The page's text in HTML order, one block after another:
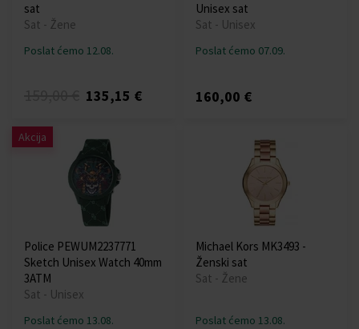
sat
Sat - Žene
Poslat ćemo 12.08.
135,15 €
Unisex sat
Sat - Unisex
Poslat ćemo 07.09.
160,00 €
Akcija
Police PEWUM2237771
Sketch Unisex Watch 40mm
3ATM
Sat - Unisex
Poslat ćemo 13.08.
Michael Kors MK3493 -
Ženski sat
Sat - Žene
Poslat ćemo 13.08.